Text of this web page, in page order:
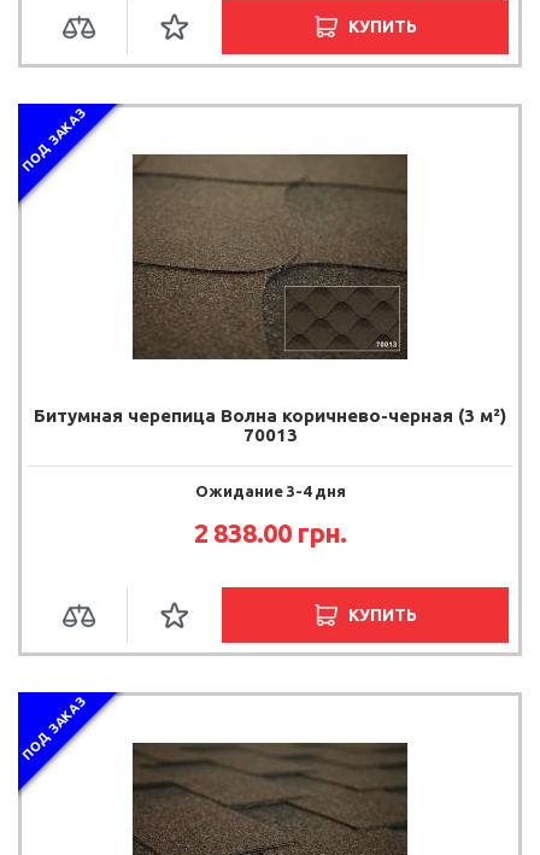
КУПИТЬ
ПОД ЗАКАЗ
Битумная черепица Волна коричнево-черная (3 м²)
70013
Ожидание 3-4 дня
2 838.00 грн.
КУПИТЬ
ПОД ЗАКАЗ